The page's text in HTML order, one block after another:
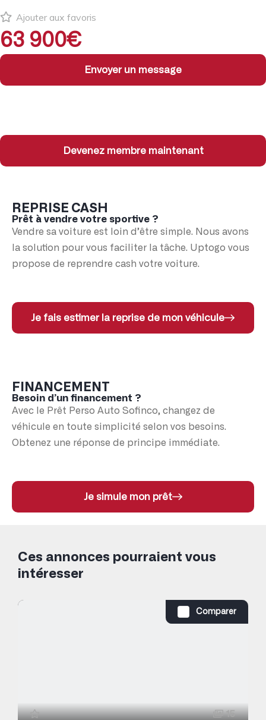
Ajouter aux favoris
63 900€
Envoyer un message
Devenez membre maintenant
REPRISE CASH
Prêt à vendre votre sportive ?
Vendre sa voiture est loin d’être simple. Nous avons
la solution pour vous faciliter la tâche. Uptogo vous
propose de reprendre cash votre voiture.
Je fais estimer la reprise de mon véhicule
FINANCEMENT
Besoin d’un financement ?
Avec le Prêt Perso Auto Sofinco, changez de
véhicule en toute simplicité selon vos besoins.
Obtenez une réponse de principe immédiate.
Je simule mon prêt
Ces annonces pourraient vous
intéresser
Comparer
15